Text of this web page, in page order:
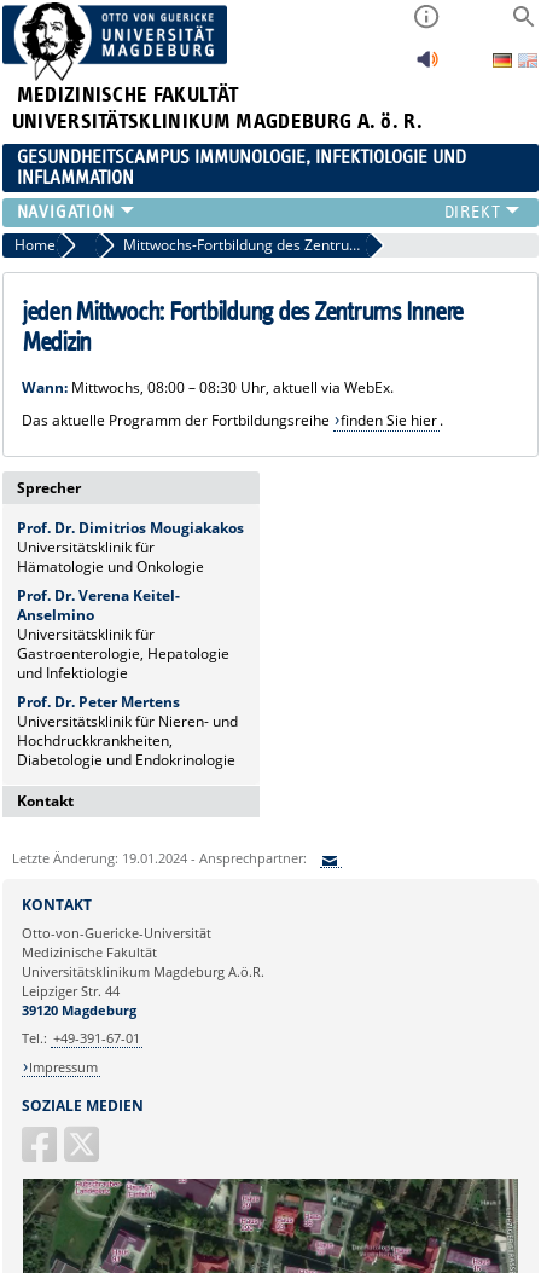
MEDIZINISCHE FAKULTÄT
UNIVERSITÄTSKLINIKUM MAGDEBURG A. ö. R.
GESUNDHEITSCAMPUS IMMUNOLOGIE, INFEKTIOLOGIE UND
INFLAMMATION
ÜBER UNS
MITGLIEDER
PAPER D. JAHRES
AKTUELLES
VERANSTALTUNGEN
LINKS
KONTAKT
Home Veranstaltungen Mittwochs-Fortbildung des Zentrums Innere Medizin
jeden Mittwoch: Fortbildung des Zentrums Innere
Medizin
Wann:Mittwochs, 08:00 – 08:30 Uhr, aktuell via WebEx.
Das aktuelle Programm der Fortbildungsreihe
finden Sie hier.
Sprecher
Prof. Dr. Dimitrios Mougiakakos
Universitätsklinik für
Hämatologie und Onkologie
Prof. Dr. Verena Keitel-
Anselmino
Universitätsklinik für
Gastroenterologie, Hepatologie
und Infektiologie
Prof. Dr. Peter Mertens
Universitätsklinik für Nieren- und
Hochdruckkrankheiten,
Diabetologie und Endokrinologie
Kontakt
Wissenschaftskoordinatorin
Institut für Molekulare und
Leipziger Str. 44, Haus 26
39120 Magdeburg
naz.sueruecue@med.ovgu.de
Letzte Änderung: 19.01.2024 - Ansprechpartner:
Ihre E-Mailadresse:
Ihr Anliegen:
SOZIALE MEDIEN
KONTAKT
Otto-von-Guericke-Universität
Medizinische Fakultät
Universitätsklinikum Magdeburg A.ö.R.
Leipziger Str. 44
39120 Magdeburg
Tel.: +49-391-67-01
Impressum